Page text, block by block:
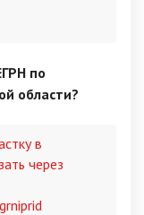
по
области?
в
через